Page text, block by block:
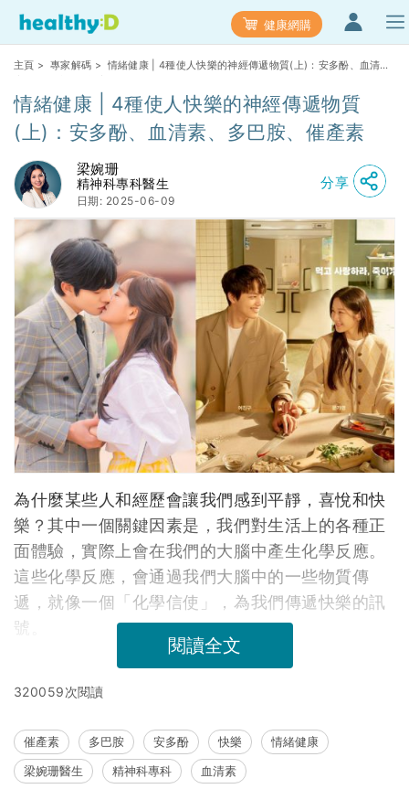
健康網購
主頁 > 專家解碼 > 情緒健康 | 4種使人快樂的神經傳遞物質(上)：安多酚、血清
情緒健康 | 4種使人快樂的神經傳遞物質
(上)：安多酚、血清素、多巴胺、催產素
梁婉珊
精神科專科醫生
日期: 2025-06-09
分享
為什麼某些人和經歷會讓我們感到平靜，喜悅和快
樂？其中一個關鍵因素是，我們對生活上的各種正
面體驗，實際上會在我們的大腦中產生化學反應。
這些化學反應，會通過我們大腦中的一些物質傳
遞，就像一個「化學信使」，為我們傳遞快樂的訊
號。
閱讀全文
320059次閱讀
催產素 多巴胺 安多酚 快樂
情緒健康
梁婉珊醫生
精神科專科 血清素